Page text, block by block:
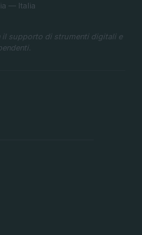
— Italia
il supporto di strumenti digitali e